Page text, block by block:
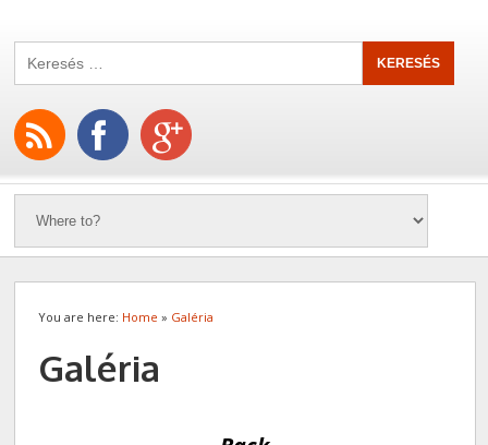
You are here: Home » Galéria
Galéria